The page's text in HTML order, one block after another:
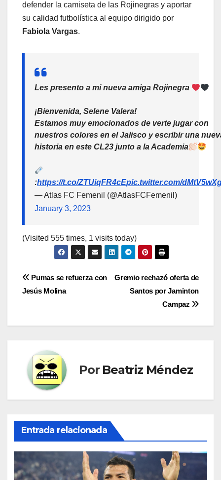
defender la camiseta de las Rojinegras y aportar
su calidad futbolística al equipo dirigido por
Fabiola Vargas.
Les presento a mi nueva amiga Rojinegra
¡Bienvenida, Selene Valera!
Estamos muy emocionados de verte jugar con
nuestros colores en el Jalisco y escribir una
historia en este CL23 junto a la Academia
:https://t.co/ZTUiqFR4cEpic.twitter.com/
— Atlas FC Femenil (@AtlasFCFemenil)
January 3, 2023
(Visited 555 times, 1 visits today)
Navegación
entradas
Gremio rechazó oferta de
Santos por Jaminton
Campaz
Pumas se refuerza con
Jesús Molina
Por Beatriz Méndez
Entrada relacionada